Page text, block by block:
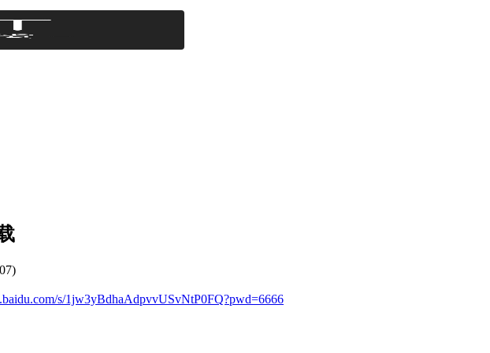
s/1jw3yBdhaAdpvvUSvNtP0FQ?pwd=6666